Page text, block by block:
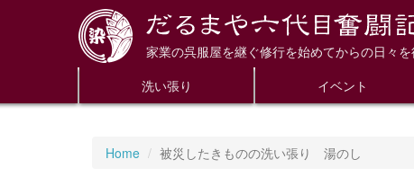
家業の呉服屋を継ぐ修行を始めてからの日々を
洗い張り イベント
Home 被災したきものの洗い張り 湯のし